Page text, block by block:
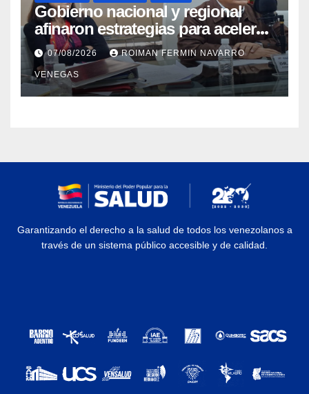
Gobierno nacional y regional
afinaron estrategias para acelerar
la vacunación antirrábica en el
estado Zulia
07/08/2026 ROIMAN FERMIN NAVARRO
VENEGAS
Garantizando el derecho a la salud de todos los venezolanos a
través de un sistema público accesible y de calidad.